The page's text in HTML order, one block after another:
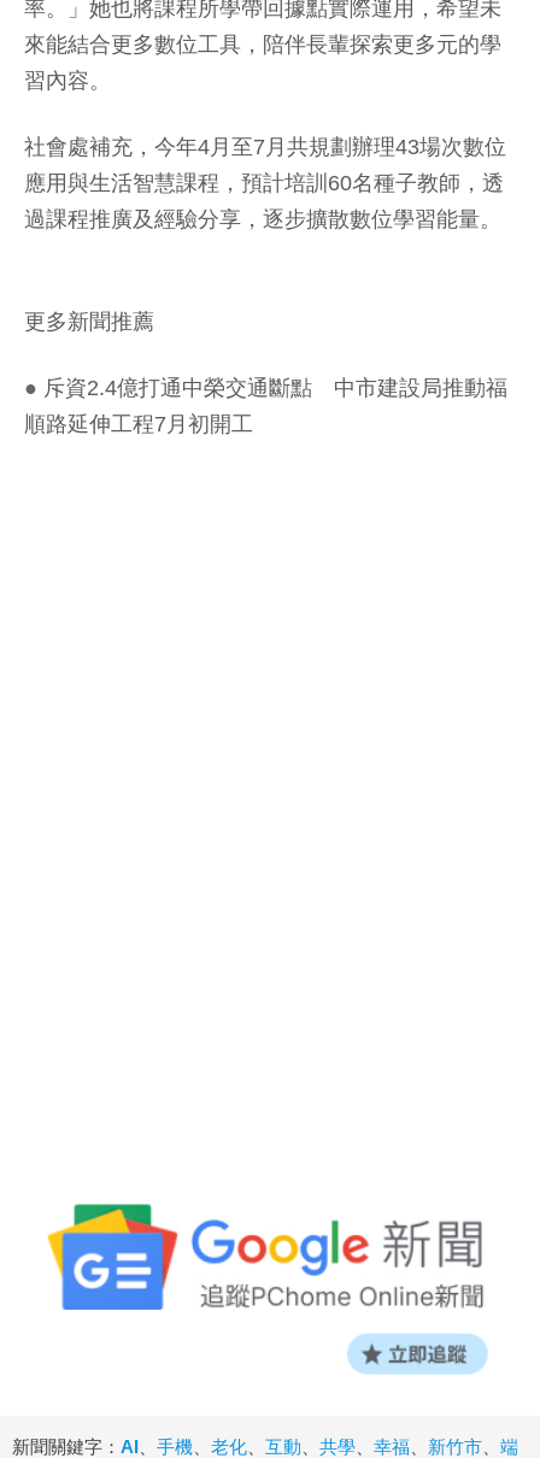
率。」她也將課程所學帶回據點實際運用，希望未
來能結合更多數位工具，陪伴長輩探索更多元的學
習內容。
社會處補充，今年4月至7月共規劃辦理43場次數位
應用與生活智慧課程，預計培訓60名種子教師，透
過課程推廣及經驗分享，逐步擴散數位學習能量。
更多新聞推薦
● 斥資2.4億打通中榮交通斷點 中市建設局推動福
順路延伸工程7月初開工
新聞關鍵字： AI 手機 老化 互動 共學 幸福 新竹市
端